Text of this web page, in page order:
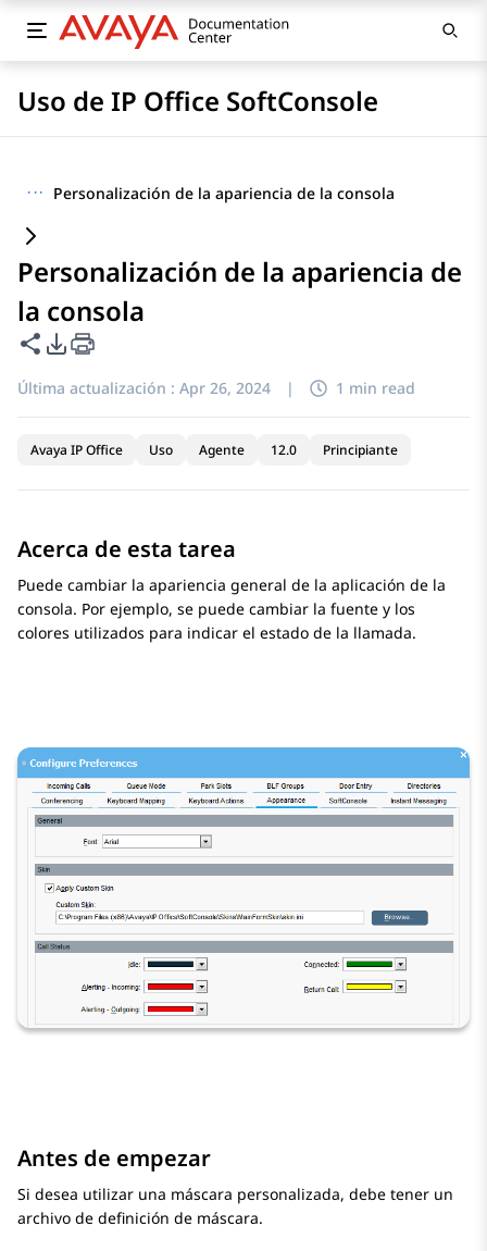
Uso de IP Office SoftConsole
··· Personalización de la apariencia de la consola
Personalización de la apariencia de
la consola
Compartir esta página
Opciones de exportación de PDF
Última actualización : Apr 26, 2024 | 1 min read
Avaya IP Office Uso Agente 12.0 Principiante
Acerca de esta tarea
Puede cambiar la apariencia general de la aplicación de la
consola. Por ejemplo, se puede cambiar la fuente y los
colores utilizados para indicar el estado de la llamada.
Antes de empezar
Si desea utilizar una máscara personalizada, debe tener un
archivo de definición de máscara.